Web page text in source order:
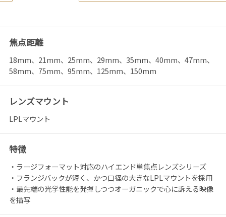
焦点距離
18mm、21mm、25mm、29mm、35mm、40mm、47mm、
58mm、75mm、95mm、125mm、150mm
レンズマウント
LPLマウント
特徴
・ラージフォーマット対応のハイエンド単焦点レンズシリーズ
・フランジバックが短く、かつ口径の大きなLPLマウントを採用
・最先端の光学性能を発揮しつつオーガニックで心に訴える映像
を描写